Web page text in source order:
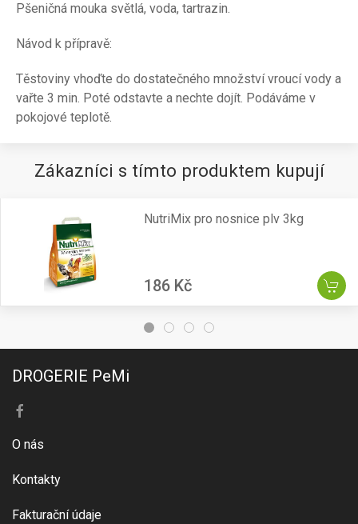
Pšeničná mouka světlá, voda, tartrazin.
Návod k přípravě:
Těstoviny vhoďte do dostatečného množství vroucí vody a
vařte 3 min. Poté odstavte a nechte dojít. Podáváme v
pokojové teplotě.
Zákazníci s tímto produktem kupují
NutriMix pro nosnice plv 3kg
186 Kč
DROGERIE PeMi
O nás
Kontakty
Fakturační údaje